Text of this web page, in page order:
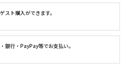
スト購入ができます。
銀行・PayPay等でお支払い。